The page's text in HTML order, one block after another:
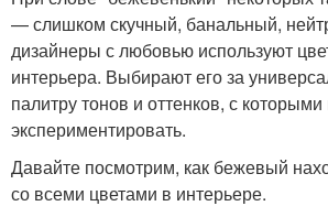
— слишком скучный, банальный,
дизайнеры с любовью используют
интерьера. Выбирают его за
палитру тонов и оттенков, с
экспериментировать.
Давайте посмотрим, как бежевый
со всеми цветами в интерьере.